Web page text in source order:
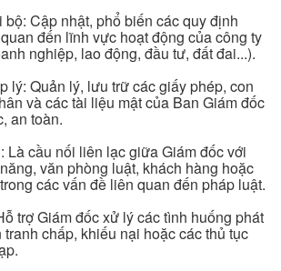
Cập nhật, phổ biến các quy định
đến lĩnh vực hoạt động của công ty
nghiệp, lao động, đầu tư, đất đai...).
lý: Quản lý, lưu trữ các giấy phép, con
và các tài liệu mật của Ban Giám đốc
an toàn.
Là cầu nối liên lạc giữa Giám đốc với
văn phòng luật, khách hàng hoặc
các vấn đề liên quan đến pháp luật.
trợ Giám đốc xử lý các tình huống phát
chấp, khiếu nại hoặc các thủ tục